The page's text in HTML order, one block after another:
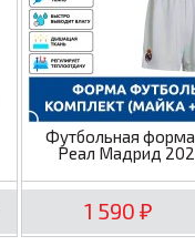
Футбольная форма
Реал Мадрид
1 590₽